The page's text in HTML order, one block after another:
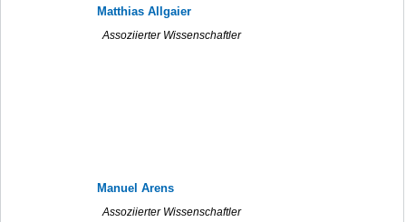
Matthias Allgaier
Assoziierter Wissenschaftler
Manuel Arens
Assoziierter Wissenschaftler